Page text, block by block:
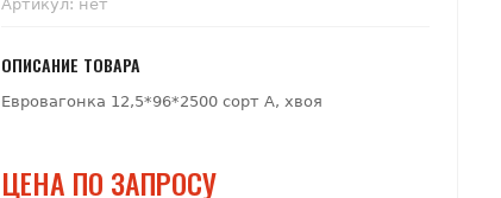
Артикул: нет
ОПИСАНИЕ ТОВАРА
Евровагонка 12,5*96*2500 сорт А, хвоя
ЦЕНА ПО ЗАПРОСУ